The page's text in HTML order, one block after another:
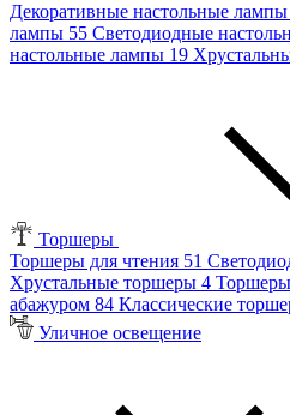
Декоративные настольные лампы
лампы 55 Светодиодные
настольные лампы 19
Торшеры
Торшеры для чтения 51
Хрустальные торшеры 4
абажуром 84 Классические
Уличное освещение